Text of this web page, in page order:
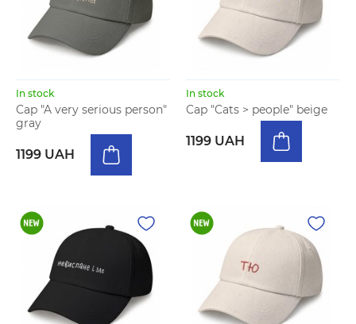
In stock
Cap "A very serious person"
gray
1199 UAH
In stock
Cap "Cats > people" beige
1199 UAH